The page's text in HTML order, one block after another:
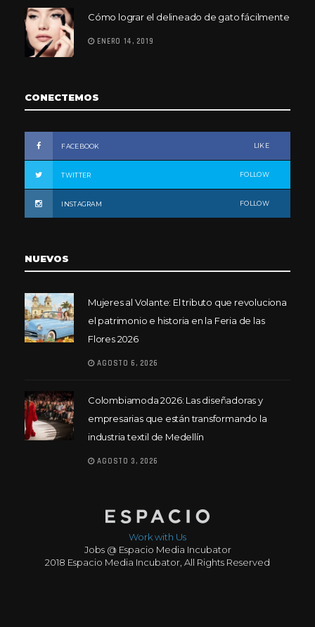
Cómo lograr el delineado de gato fácilmente
ENERO 14, 2019
CONECTEMOS
FACEBOOK LIKE
TWITTER FOLLOW
INSTAGRAM FOLLOW
NUEVOS
Mujeres al Volante: El tributo que revoluciona
el patrimonio e historia en la Feria de las
Flores 2026
AGOSTO 6, 2026
Colombiamoda 2026: Las diseñadoras y
empresarias que están transformando la
industria textil de Medellín
AGOSTO 3, 2026
Work with Us
Jobs @ Espacio Media Incubator
2018 Espacio Media Incubator, All Rights Reserved